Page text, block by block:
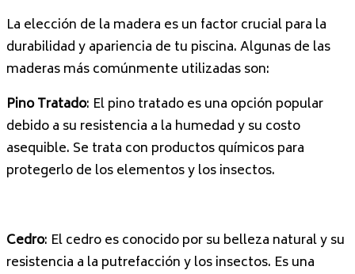
La elección de la madera es un factor crucial para la
durabilidad y apariencia de tu piscina. Algunas de las
maderas más comúnmente utilizadas son:
Pino Tratado: El pino tratado es una opción popular
debido a su resistencia a la humedad y su costo
asequible. Se trata con productos químicos para
protegerlo de los elementos y los insectos.
Cedro: El cedro es conocido por su belleza natural y su
resistencia a la putrefacción y los insectos. Es una